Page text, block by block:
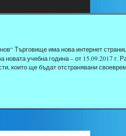
Търговище има нова интернет
новата учебна година – от 15.09.2017
които ще бъдат отстранявани